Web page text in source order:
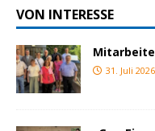
VON INTERESSE
31. Juli 2026